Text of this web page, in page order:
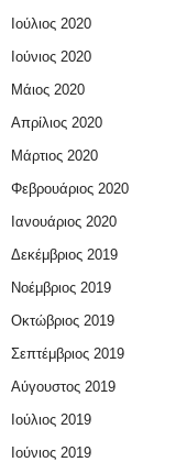
Ιούλιος 2020
Ιούνιος 2020
Μάιος 2020
Απρίλιος 2020
Μάρτιος 2020
Φεβρουάριος 2020
Ιανουάριος 2020
Δεκέμβριος 2019
Νοέμβριος 2019
Οκτώβριος 2019
Σεπτέμβριος 2019
Αύγουστος 2019
Ιούλιος 2019
Ιούνιος 2019